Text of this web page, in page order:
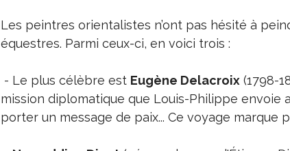
Les peintres orientalistes n’ont pas hésité à
équestres. Parmi ceux-ci, en voici trois :
- Le plus célèbre est Eugène Delacroix(1798-
mission diplomatique que Louis-Philippe envoie
porter un message de paix... Ce voyage marque